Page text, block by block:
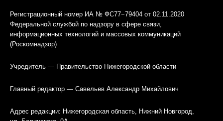
Регистрационный номер ИА № ФС77−79404 от 02.11.2020
Федеральной службой по надзору в сфере связи,
информационных технологий и массовых коммуникаций
(Роскомнадзор)
Учредитель — Правительство Нижегородской области
Главный редактор — Савельев Александр Михайлович
Адрес редакции: Нижегородская область, Нижний Новгород,